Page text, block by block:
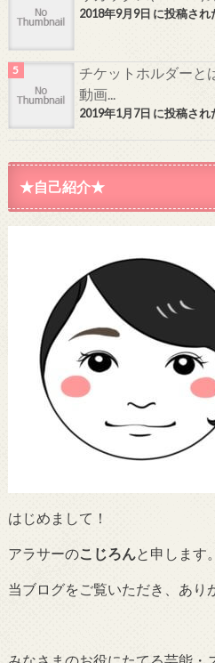
2018年9月9日 に投稿され
チケットホルダーと
動画...
2019年1月7日 に投稿され
★自己紹介★
はじめまして！
アラサーのこじろん と申します。
当ブログをご覧いただき、あり